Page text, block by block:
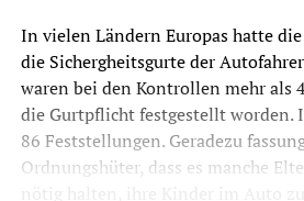
In vielen Ländern Europas hatte
die Sichergheitsgurte der
waren bei den Kontrollen mehr als
die Gurtpflicht festgestellt worden.
86 Feststellungen. Geradezu
Ordnungshüter, dass es manche